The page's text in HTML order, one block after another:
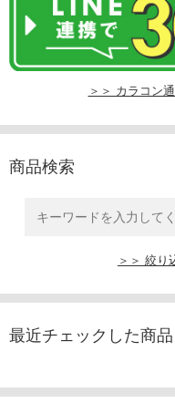
＞＞ カラコン
商品検索
＞＞ 絞り
最近チェックした商品